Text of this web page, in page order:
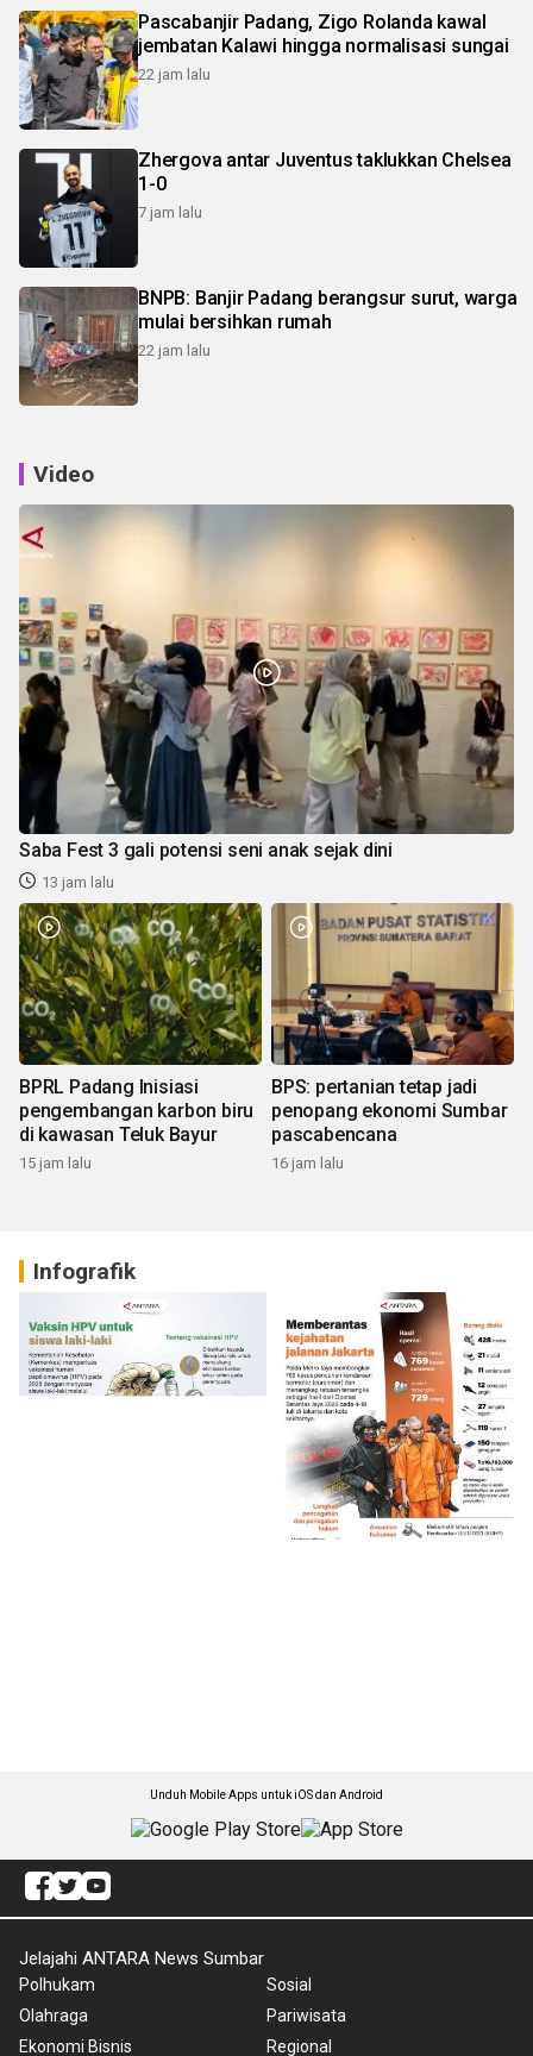
Pascabanjir Padang, Zigo Rolanda kawal
jembatan Kalawi hingga normalisasi sungai
22 jam lalu
Zhergova antar Juventus taklukkan Chelsea
1-0
7 jam lalu
BNPB: Banjir Padang berangsur surut, warga
mulai bersihkan rumah
22 jam lalu
Video
Saba Fest 3 gali potensi seni anak sejak dini
13 jam lalu
BPRL Padang Inisiasi
pengembangan karbon biru
di kawasan Teluk Bayur
15 jam lalu
BPS: pertanian tetap jadi
penopang ekonomi Sumbar
pascabencana
16 jam lalu
Infografik
Unduh Mobile Apps untuk iOS dan Android
Jelajahi ANTARA News Sumbar
Polhukam
Olahraga
Ekonomi Bisnis
Sosial
Pariwisata
Regional